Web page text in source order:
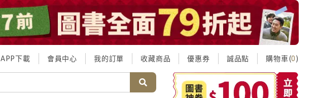
APP下載 會員中心 我的訂單 收藏商品 優惠券 誠品點 購物車(0)